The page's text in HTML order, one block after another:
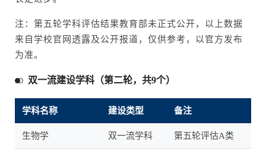
注：第五轮学科评估结果教育部未正式公开，以上数据
来自学校官网透露及公开报道，仅供参考，以官方发布
为准。
双一流建设学科（第二轮，共9个）
学科名称 建设类型 备注
生物学 双一流学科 第五轮评估A类